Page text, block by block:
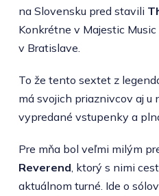
na Slovensku pred stavili
Konkrétne v Majestic
v Bratislave.
To že tento sextet z
má svojich priaznivcov aj u
vypredané vstupenky a
Pre mňa bol veľmi milým
Reverend , ktorý s nimi
aktuálnom turné. Ide o